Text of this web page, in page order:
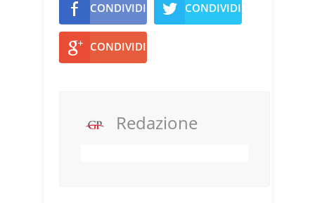
CONDIVIDI CONDIVIDI
CONDIVIDI
Redazione